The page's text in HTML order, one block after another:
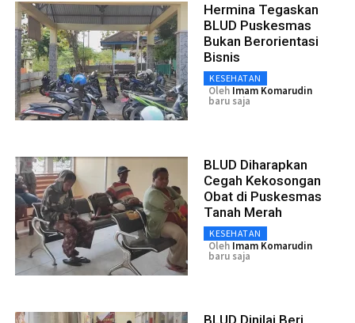
Hermina Tegaskan
BLUD Puskesmas
Bukan Berorientasi
Bisnis
KESEHATAN
Oleh Imam Komarudin
baru saja
BLUD Diharapkan
Cegah Kekosongan
Obat di Puskesmas
Tanah Merah
KESEHATAN
Oleh Imam Komarudin
baru saja
BLUD Dinilai Beri